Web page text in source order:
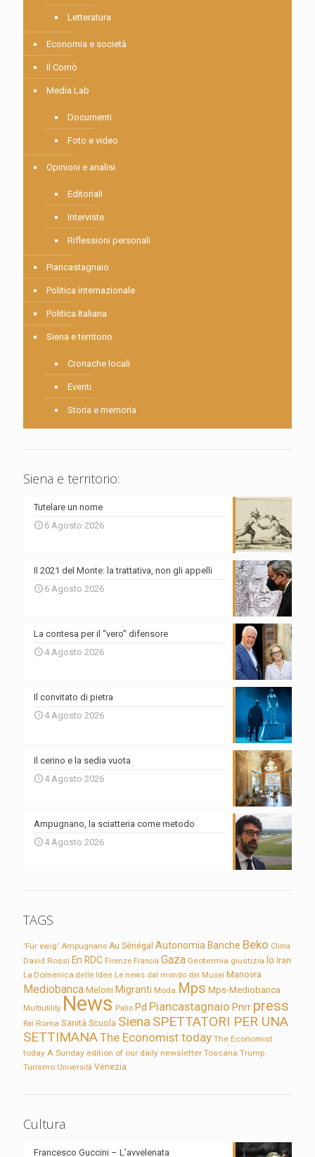
Letteratura
Economia e società
Il Comò
Media Lab
Documenti
Foto e video
Opinioni e analisi
Editoriali
Interviste
Riflessioni personali
Piancastagnaio
Politica internazionale
Politica Italiana
Siena e territorio
Cronache locali
Eventi
Storia e memoria
Siena e territorio:
Tutelare un nome
6 Agosto 2026
Il 2021 del Monte: la trattativa, non gli appelli
6 Agosto 2026
La contesa per il “vero” difensore
4 Agosto 2026
Il convitato di pietra
4 Agosto 2026
Il cerino e la sedia vuota
4 Agosto 2026
Ampugnano, la sciatteria come metodo
4 Agosto 2026
TAGS
'Für ewig' Ampugnano Au Sénégal Autonomia Banche Beko Clima
David Rossi En RDC Firenze Francia Gaza Geotermia giustizia Io Iran
La Domenica delle Idee Le news dal mondo dei Musei Manovra
Mediobanca Meloni Migranti Moda Mps Mps-Mediobanca
Multiutility News Palio Pd Piancastagnaio Pnrr press
Rai Roma Sanità Scuola Siena SPETTATORI PER UNA
SETTIMANAThe Economist today The Economist
today A Sunday edition of our daily newsletter Toscana Trump
Turismo Università Venezia
Cultura
Francesco Guccini – L’avvelenata